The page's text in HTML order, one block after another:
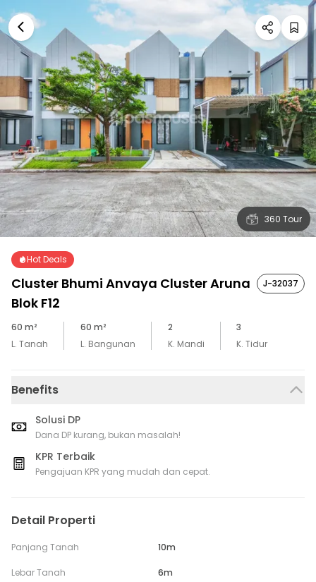
360 Tour
Hot Deals
Cluster Bhumi Anvaya Cluster Aruna
Blok F12
J-32037
60 m²
L. Tanah
60 m²
L. Bangunan
2
K. Mandi
3
K. Tidur
Benefits
Solusi DP
Dana DP kurang, bukan masalah!
KPR Terbaik
Pengajuan KPR yang mudah dan cepat.
Detail Properti
Panjang Tanah 10m
Lebar Tanah 6m